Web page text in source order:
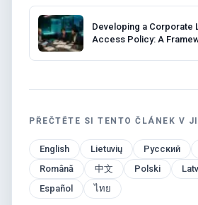
Developing a Corporate
Access Policy: A
PŘEČTĚTE SI TENTO ČLÁNEK V
English Lietuvių Русский
Română
中文 Polski
Español
ไทย